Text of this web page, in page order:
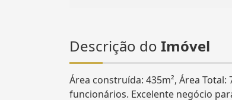
Descrição do Imóvel
Área construída: 435m², Área
funcionários. Excelente negócio